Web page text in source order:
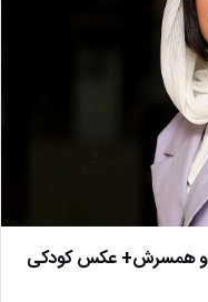
و همسرش+ عکس کودکی